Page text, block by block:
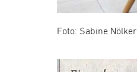
Foto: Sabine Nölker